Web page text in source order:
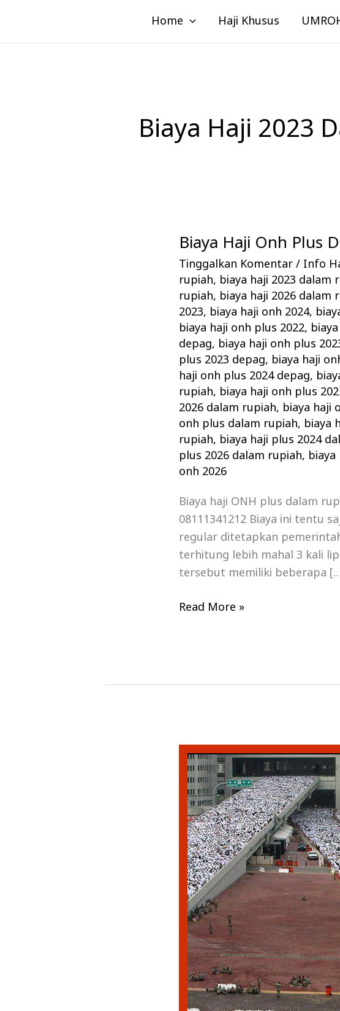
konten
Home Haji Khusus
Biaya Haji 2023
Biaya Haji Onh Plus
Tinggalkan Komentar / Info
rupiah, biaya haji 2023 dalam
rupiah, biaya haji 2026 dalam
2023, biaya haji onh 2024,
biaya haji onh plus 2022,
depag, biaya haji onh plus
plus 2023 depag, biaya haji
haji onh plus 2024 depag,
rupiah, biaya haji onh plus
2026 dalam rupiah, biaya haji
onh plus dalam rupiah, biaya
rupiah, biaya haji plus 2024
plus 2026 dalam rupiah,
onh 2026
Biaya haji ONH plus dalam
08111341212 Biaya ini tentu
regular ditetapkan
terhitung lebih mahal 3 kali
tersebut memiliki beberapa
Biaya
Haji
Onh
Plus
Dalam
Rupiah
–
Paket
Haji
Khusus
Read More »
Fokus
Perhatian
Kemenag
Pada
Pembahasan
Biaya
Haji
2017